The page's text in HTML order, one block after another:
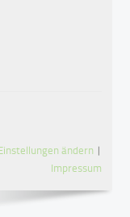
ändern |
Impressum